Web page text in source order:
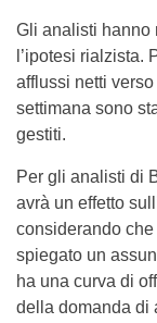
Gli analisti hanno
l’ipotesi rialzista.
afflussi netti
settimana sono
gestiti.
Per gli analisti di
avrà un effetto
considerando
spiegato un
ha una curva di
della domanda di